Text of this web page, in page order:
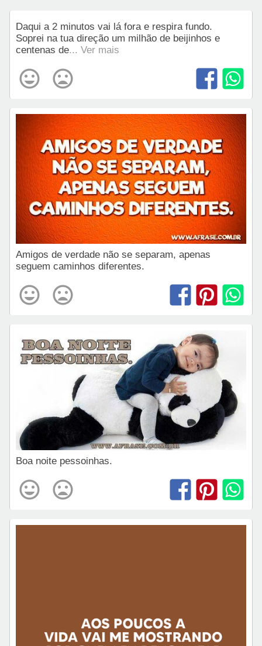
Daqui a 2 minutos vai lá fora e respira fundo.
Soprei na tua direção um milhão de beijinhos e
centenas de... Ver mais
Amigos de verdade não se separam, apenas
seguem caminhos diferentes.
Boa noite pessoinhas.